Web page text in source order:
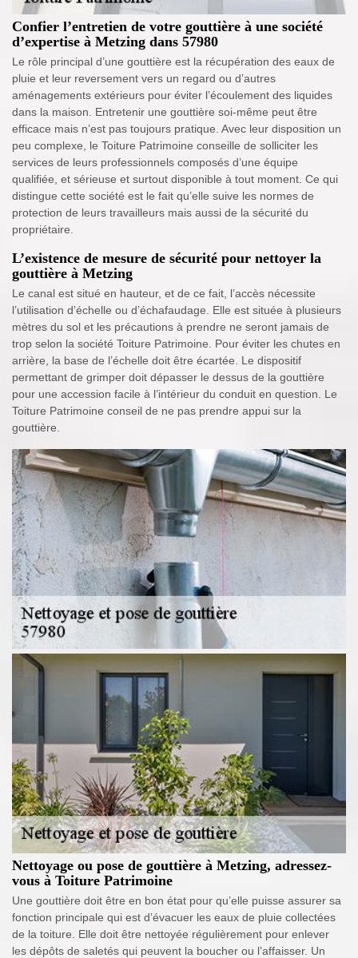
Confier l’entretien de votre gouttière à une société
d’expertise à Metzing dans 57980
Le rôle principal d’une gouttière est la récupération des eaux de
pluie et leur reversement vers un regard ou d’autres
aménagements extérieurs pour éviter l’écoulement des liquides
dans la maison. Entretenir une gouttière soi-même peut être
efficace mais n’est pas toujours pratique. Avec leur disposition un
peu complexe, le Toiture Patrimoine conseille de solliciter les
services de leurs professionnels composés d’une équipe
qualifiée, et sérieuse et surtout disponible à tout moment. Ce qui
distingue cette société est le fait qu’elle suive les normes de
protection de leurs travailleurs mais aussi de la sécurité du
propriétaire.
L’existence de mesure de sécurité pour nettoyer la
gouttière à Metzing
Le canal est situé en hauteur, et de ce fait, l’accès nécessite
l’utilisation d’échelle ou d’échafaudage. Elle est située à plusieurs
mètres du sol et les précautions à prendre ne seront jamais de
trop selon la société Toiture Patrimoine. Pour éviter les chutes en
arrière, la base de l’échelle doit être écartée. Le dispositif
permettant de grimper doit dépasser le dessus de la gouttière
pour une accession facile à l’intérieur du conduit en question. Le
Toiture Patrimoine conseil de ne pas prendre appui sur la
gouttière.
Nettoyage ou pose de gouttière à Metzing, adressez-
vous à Toiture Patrimoine
Une gouttière doit être en bon état pour qu’elle puisse assurer sa
fonction principale qui est d’évacuer les eaux de pluie collectées
de la toiture. Elle doit être nettoyée régulièrement pour enlever
les dépôts de saletés qui peuvent la boucher ou l’affaisser. Un